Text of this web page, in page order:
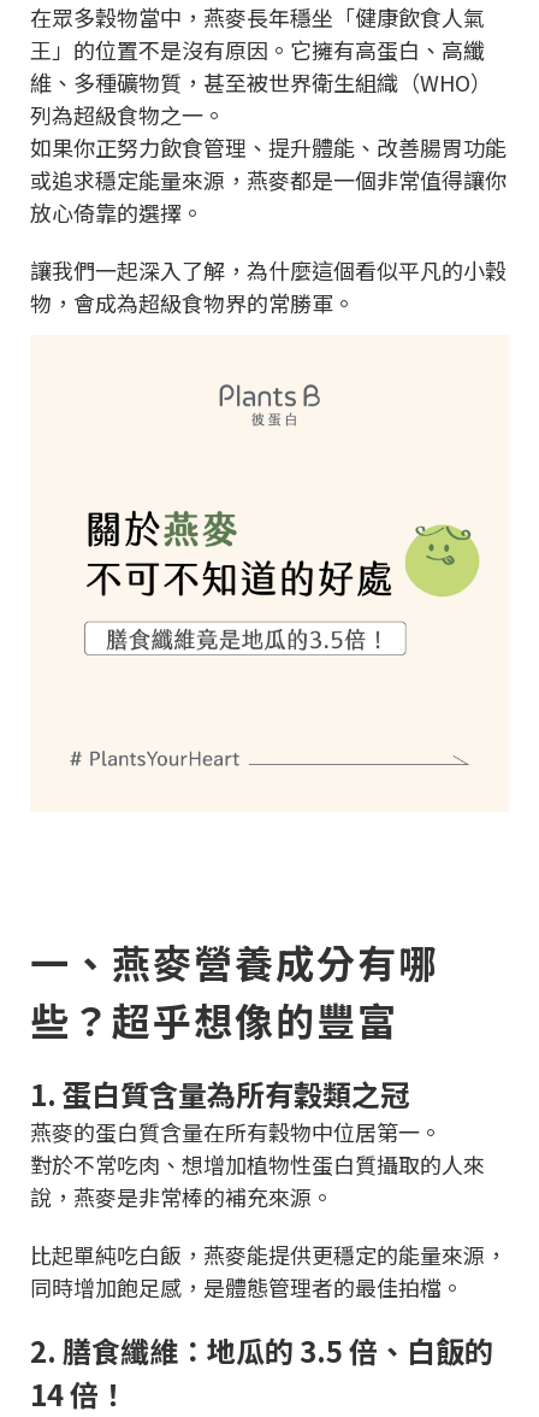
在眾多穀物當中，燕麥長年穩坐「健康飲食人氣
王」的位置不是沒有原因。它擁有高蛋白、高纖
維、多種礦物質，甚至被世界衛生組織（WHO）
列為超級食物之一。
如果你正努力飲食管理、提升體能、改善腸胃功能
或追求穩定能量來源，燕麥都是一個非常值得讓你
放心倚靠的選擇。
讓我們一起深入了解，為什麼這個看似平凡的小穀
物，會成為超級食物界的常勝軍。
一、燕麥營養成分有哪
些？超乎想像的豐富
1. 蛋白質含量為所有穀類之冠
燕麥的蛋白質含量在所有穀物中位居第一。
對於不常吃肉、想增加植物性蛋白質攝取的人來
說，燕麥是非常棒的補充來源。
比起單純吃白飯，燕麥能提供更穩定的能量來源，
同時增加飽足感，是體態管理者的最佳拍檔。
2. 膳食纖維：地瓜的 3.5 倍、白飯的
14 倍！